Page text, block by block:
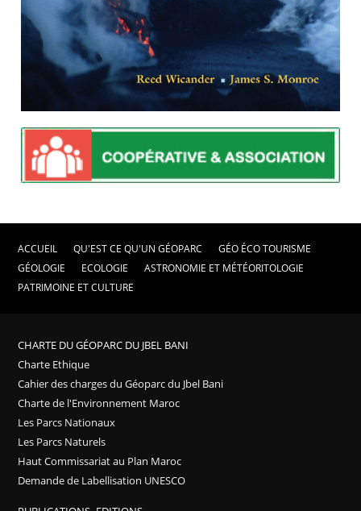
ACCUEIL QU'EST CE QU'UN GÉOPARC
GÉO ÉCO TOURISME
GÉOLOGIE
ECOLOGIE
ASTRONOMIE ET MÉTÉORITOLOGIE
PATRIMOINE ET CULTURE
CHARTE DU GÉOPARC DU JBEL BANI
Charte Ethique
Cahier des charges du Géoparc du Jbel Bani
Charte de l'Environnement Maroc
Les Parcs Nationaux
Les Parcs Naturels
Haut Commissariat au Plan Maroc
Demande de Labellisation UNESCO